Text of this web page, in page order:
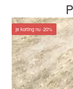
je korting nu -20%